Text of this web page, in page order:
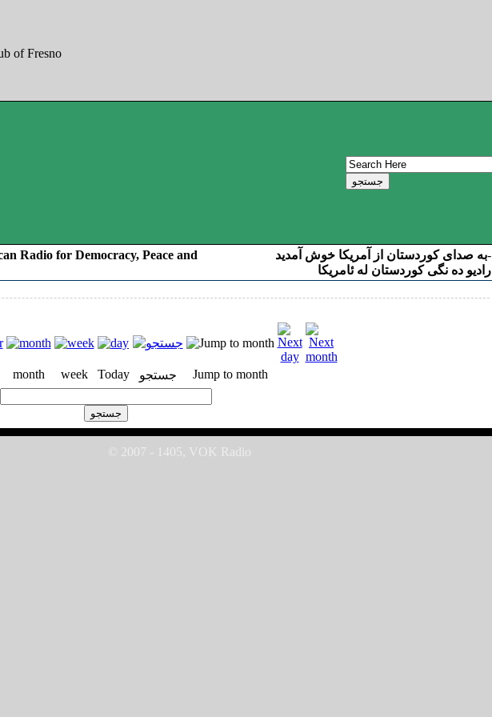
به صدای کوردستان از آمریکا خوش آمدید-
رادیو ده نگی کوردستان له ئامریکا
Radio for Democracy, Peace and
month week Today جستجو Jump to month
© 2007 - 1405, VOK Radio